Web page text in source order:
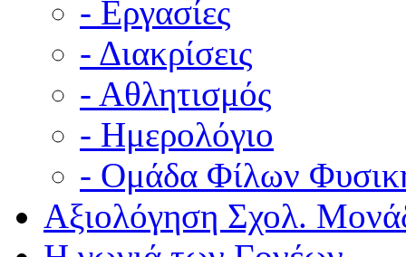
- Εργασίες
- Διακρίσεις
- Αθλητισμός
- Ημερολόγιο
- Ομάδα Φίλων
Αξιολόγηση Σχολ.